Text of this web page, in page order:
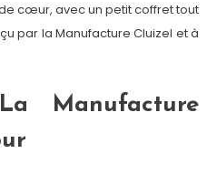
cœur, avec un petit coffret tout
par la Manufacture Cluizel et à
Manufacture